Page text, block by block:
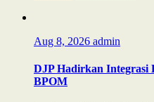
Aug 8, 2026 admin
DJP Hadirkan Integrasi
BPOM